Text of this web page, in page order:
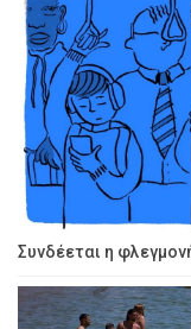
Συνδέεται η